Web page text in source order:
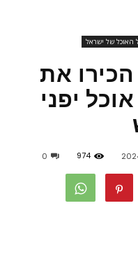
האוכל של ישראל
הכירו את
יפני
974
0